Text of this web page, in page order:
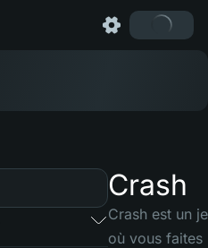
Crash
Crash est un
où vous faites